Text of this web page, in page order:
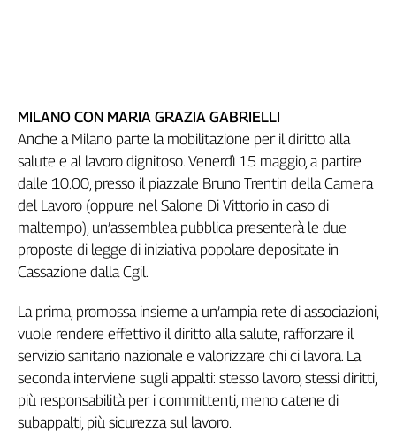
MILANO CON MARIA GRAZIA GABRIELLI
Anche a Milano parte la mobilitazione per il diritto alla
salute e al lavoro dignitoso. Venerdì 15 maggio, a partire
dalle 10.00, presso il piazzale Bruno Trentin della Camera
del Lavoro (oppure nel Salone Di Vittorio in caso di
maltempo), un’assemblea pubblica presenterà le due
proposte di legge di iniziativa popolare depositate in
Cassazione dalla Cgil.
La prima, promossa insieme a un’ampia rete di associazioni,
vuole rendere effettivo il diritto alla salute, rafforzare il
servizio sanitario nazionale e valorizzare chi ci lavora. La
seconda interviene sugli appalti: stesso lavoro, stessi diritti,
più responsabilità per i committenti, meno catene di
subappalti, più sicurezza sul lavoro.